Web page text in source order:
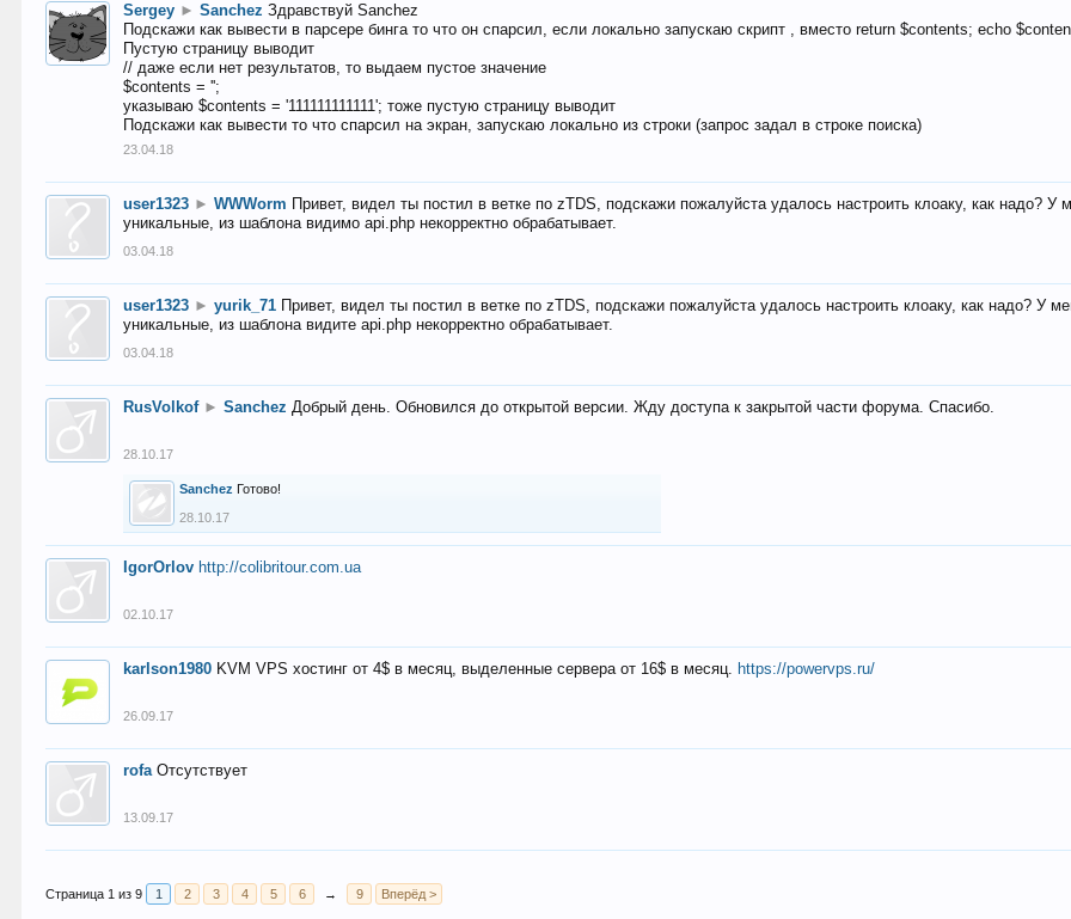
Sergey ► Sanchez Здравствуй Sanchez
Подскажи как вывести в парсере бинга то что он спарсил, если локально запускаю скрипт , вместо return $contents; echo
Пустую страницу выводит
// даже если нет результатов, то выдаем пустое значение
$contents = '';
указываю $contents = '111111111111'; тоже пустую страницу выводит
Подскажи как вывести то что спарсил на экран, запускаю локально из строки (запрос задал в строке поиска)
23.04.18
user1323 ► WWWorm Привет, видел ты постил в ветке по zTDS, подскажи пожалуйста удалось настроить клоаку, как надо?
уникальные, из шаблона видимо api.php некорректно обрабатывает.
03.04.18
user1323 ► yurik_71 Привет, видел ты постил в ветке по zTDS, подскажи пожалуйста удалось настроить клоаку, как надо? У
уникальные, из шаблона видите api.php некорректно обрабатывает.
03.04.18
RusVolkof ► Sanchez Добрый день. Обновился до открытой версии. Жду доступа к закрытой части форума. Спасибо.
28.10.17
Sanchez Готово!
28.10.17
IgorOrlov http://colibritour.com.ua
02.10.17
karlson1980 KVM VPS хостинг от 4$ в месяц, выделенные сервера от 16$ в месяц. https://powervps.ru/
26.09.17
rofa Отсутствует
13.09.17
Страница 1 из 9 1 2 3 4 5 6 → 9 Вперёд >